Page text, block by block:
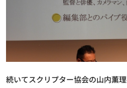
続いてスクリプター協会の山内薫